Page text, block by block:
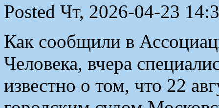
Posted Чт, 2026-04-23
Как сообщили в
Человека, вчера
известно о том, что 22